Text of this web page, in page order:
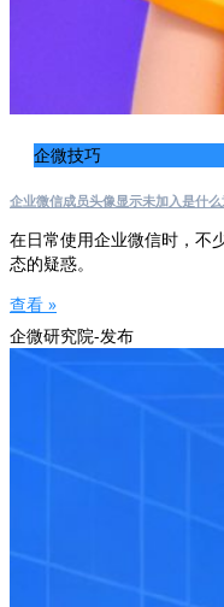
企微技巧
企业微信成员头像显示未加入是什
在日常使用企业微信时，不
态的疑惑。
查看 »
企微研究院-发布